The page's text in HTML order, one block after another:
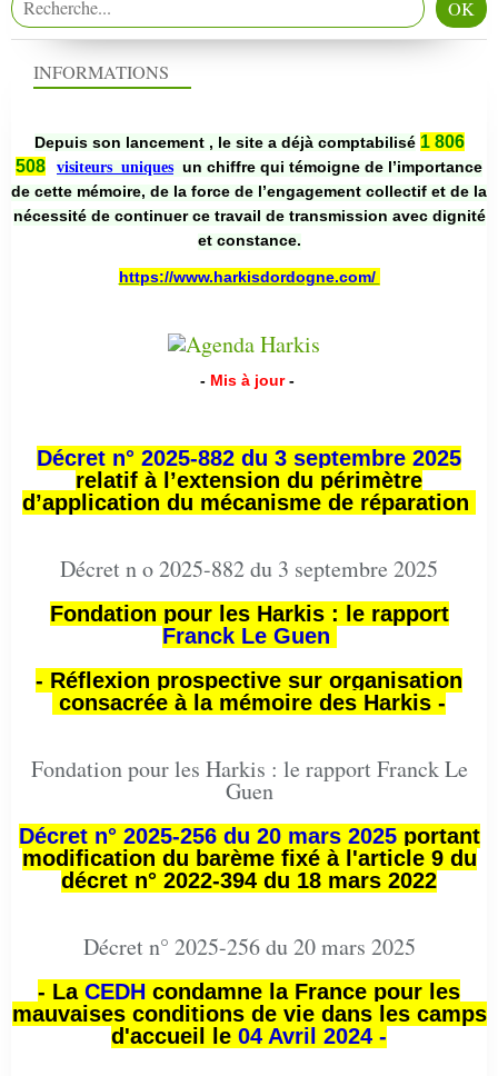
INFORMATIONS
Depuis son lancement , le site a déjà comptabilisé 1 806
508
visiteurs uniques un chiffre qui témoigne de l’importance
de cette mémoire, de la force de l’engagement collectif et de la
nécessité de continuer ce travail de transmission avec dignité
et constance.
https://www.harkisdordogne.com/
- Mis à jour -
Décret n° 2025-882 du 3 septembre 2025
relatif à l’extension du périmètre
d’application du mécanisme de réparation
Décret n o 2025-882 du 3 septembre 2025
Fondation pour les Harkis : le rapport
Franck Le Guen
- Réflexion prospective sur organisation
consacrée à la mémoire des Harkis -
Fondation pour les Harkis : le rapport Franck Le
Guen
Décret n° 2025-256 du 20 mars 2025portant
modification du barème fixé à l'article 9 du
décret n° 2022-394 du 18 mars 2022
Décret n° 2025-256 du 20 mars 2025
- La CEDH condamne la France pour les
mauvaises conditions de vie dans les camps
d'accueil le 04 Avril 2024 -